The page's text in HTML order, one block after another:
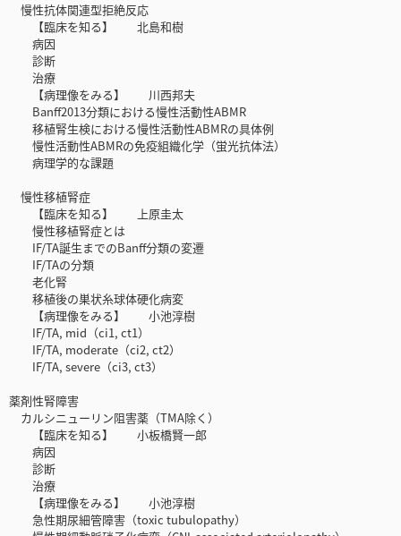
慢性抗体関連型拒絶反応
【臨床を知る】 北島和樹
病因
診断
治療
【病理像をみる】 川西邦夫
Banff2013分類における慢性活動性ABMR
移植腎生検における慢性活動性ABMRの具体例
慢性活動性ABMRの免疫組織化学（蛍光抗体法）
病理学的な課題
慢性移植腎症
【臨床を知る】 上原圭太
慢性移植腎症とは
IF/TA誕生までのBanff分類の変遷
IF/TAの分類
老化腎
移植後の巣状糸球体硬化病変
【病理像をみる】 小池淳樹
IF/TA, mid（ci1, ct1）
IF/TA, moderate（ci2, ct2）
IF/TA, severe（ci3, ct3）
薬剤性腎障害
カルシニューリン阻害薬（TMA除く）
【臨床を知る】 小板橋賢一郎
病因
診断
治療
【病理像をみる】 小池淳樹
急性期尿細管障害（toxic tubulopathy）